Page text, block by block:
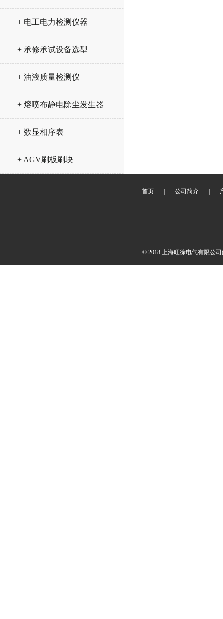
+ 电工电力检测仪器
+ 承修承试设备选型
+ 油液质量检测仪
+ 熔喷布静电除尘发生器
+ 数显相序表
+ AGV刷板刷块
首页 公司简介
© 2018 上海旺徐电气有限公司